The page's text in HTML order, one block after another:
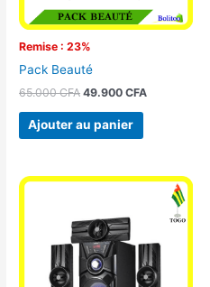
Remise : 23%
Pack Beauté
65.000CFA 49.900CFA
Ajouter au panier